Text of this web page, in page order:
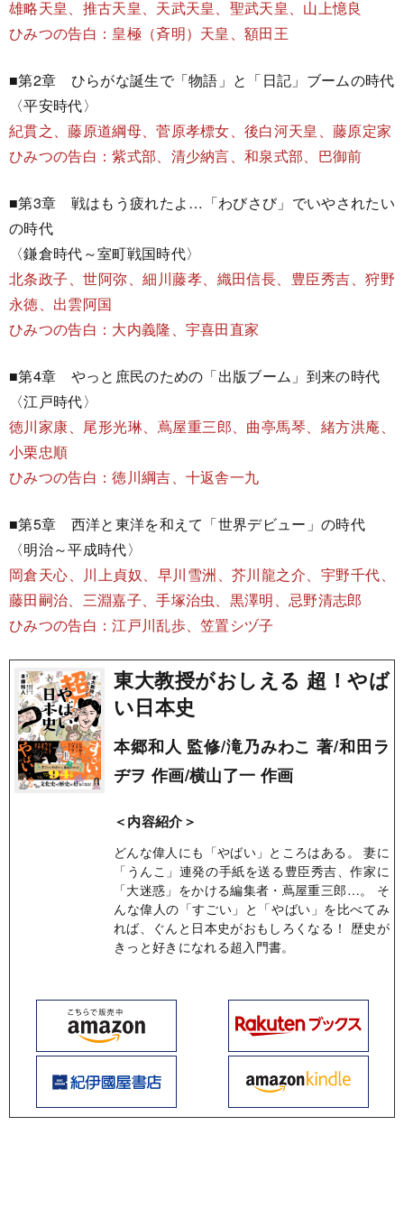
雄略天皇、推古天皇、天武天皇、聖武天皇、山上憶良
ひみつの告白：皇極（斉明）天皇、額田王
■第2章 ひらがな誕生で「物語」と「日記」ブームの時代
〈平安時代〉
紀貫之、藤原道綱母、菅原孝標女、後白河天皇、藤原定家
ひみつの告白：紫式部、清少納言、和泉式部、巴御前
■第3章 戦はもう疲れたよ…「わびさび」でいやされたい
の時代
〈鎌倉時代～室町戦国時代〉
北条政子、世阿弥、細川藤孝、織田信長、豊臣秀吉、狩野
永徳、出雲阿国
ひみつの告白：大内義隆、宇喜田直家
■第4章 やっと庶民のための「出版ブーム」到来の時代
〈江戸時代〉
徳川家康、尾形光琳、蔦屋重三郎、曲亭馬琴、緒方洪庵、
小栗忠順
ひみつの告白：徳川綱吉、十返舎一九
■第5章 西洋と東洋を和えて「世界デビュー」の時代
〈明治～平成時代〉
岡倉天心、川上貞奴、早川雪洲、芥川龍之介、宇野千代、
藤田嗣治、三淵嘉子、手塚治虫、黒澤明、忌野清志郎
ひみつの告白：江戸川乱歩、笠置シヅ子
東大教授がおしえる 超！やば
い日本史
本郷和人 監修/滝乃みわこ 著/和田ラ
ヂヲ 作画/横山了一 作画
＜内容紹介＞
どんな偉人にも「やばい」ところはある。 妻に
「うんこ」連発の手紙を送る豊臣秀吉、作家に
「大迷惑」をかける編集者・蔦屋重三郎…。 そ
んな偉人の「すごい」と「やばい」を比べてみ
れば、ぐんと日本史がおもしろくなる！ 歴史が
きっと好きになれる超入門書。